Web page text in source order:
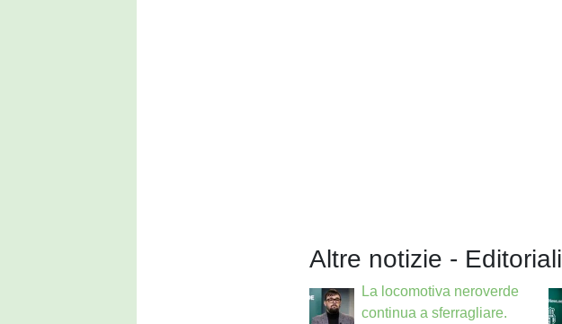
Altre notizie - Editoriali
La locomotiva neroverde
continua a sferragliare.